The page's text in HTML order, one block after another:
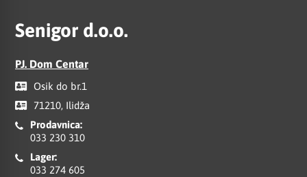
Senigor d.o.o.
PJ. Dom Centar
Osik do br.1
71210, Ilidža
Prodavnica:
033 230 310
Lager:
033 274 605